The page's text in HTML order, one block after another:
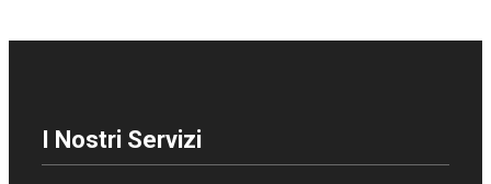
I Nostri Servizi